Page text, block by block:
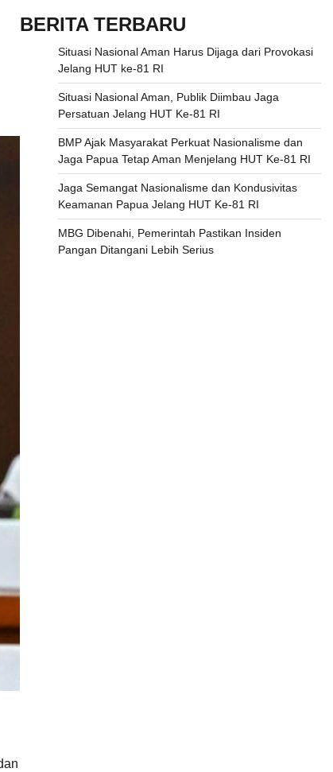
BERITA TERBARU
Situasi Nasional Aman Harus Dijaga dari Provokasi
Jelang HUT ke-81 RI
Situasi Nasional Aman, Publik Diimbau Jaga
Persatuan Jelang HUT Ke-81 RI
BMP Ajak Masyarakat Perkuat Nasionalisme dan
Jaga Papua Tetap Aman Menjelang HUT Ke-81 RI
Jaga Semangat Nasionalisme dan Kondusivitas
Keamanan Papua Jelang HUT Ke-81 RI
MBG Dibenahi, Pemerintah Pastikan Insiden
Pangan Ditangani Lebih Serius